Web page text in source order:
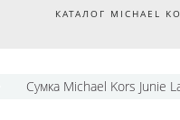
КАТАЛОГ MICHAEL
Сумка Michael Kors Junie